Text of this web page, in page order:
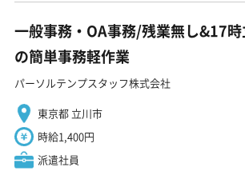
一般事務・OA事務/残業無し&17
の簡単事務軽作業
パーソルテンプスタッフ株式会社
東京都 立川市
時給1,400円
派遣社員